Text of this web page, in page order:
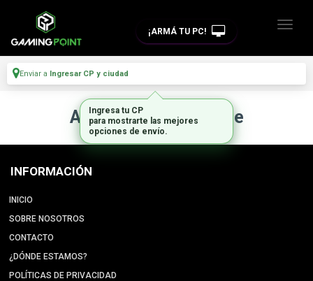
¡ARMÁ TU PC!
Enviar a Ingresar CP y ciudad
Artículo no disponible
INFORMACIÓN
INICIO
SOBRE NOSOTROS
CONTACTO
¿DÓNDE ESTAMOS?
POLÍTICAS DE PRIVACIDAD
Ingresa tu CP
para mostrarte las mejores
opciones de envío.